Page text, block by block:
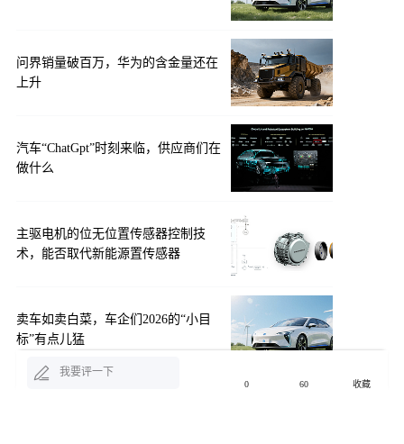
问界销量破百万，华为的含金量还在
上升
汽车“ChatGpt”时刻来临，供应商们在
做什么
主驱电机的位无位置传感器控制技
术，能否取代新能源置传感器
卖车如卖白菜，车企们2026的“小目
标”有点儿猛
我要评一下
0 60 收藏